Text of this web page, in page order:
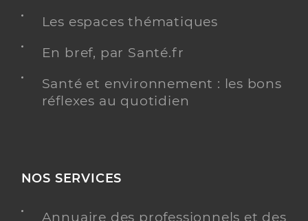
Les espaces thématiques
En bref, par Santé.fr
Santé et environnement : les bons
réflexes au quotidien
NOS SERVICES
Annuaire des professionnels et des